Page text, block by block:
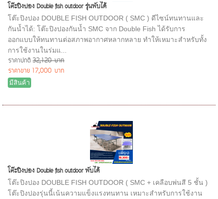
โต๊ะปิงปอง Double fish outdoor รุ่นพับได้
โต๊ะปิงปอง DOUBLE FISH OUTDOOR ( SMC ) ดีไซน์ทนทานและ
กันน้ำได้: โต๊ะปิงปองกันน้ำ SMC จาก Double Fish ได้รับการ
ออกแบบให้ทนทานต่อสภาพอากาศหลากหลาย ทำให้เหมาะสำหรับทั้ง
การใช้งานในร่มแ...
ราคาปกติ 32,120 บาท
ราคาขาย 17,000 บาท
มีสินค้า
โต๊ะปิงปอง Double fish outdoor พับได้
โต๊ะปิงปอง DOUBLE FISH OUTDOOR ( SMC + เคลือบพ่นสี 5 ชั้น )
โต๊ะปิงปองรุ่นนี้เน้นความแข็งแรงทนทาน เหมาะสำหรับการใช้งาน